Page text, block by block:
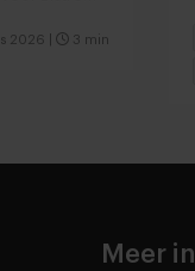
2026 3 min
Meer